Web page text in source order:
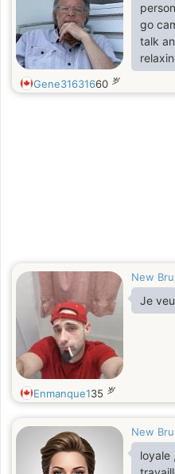
go
talk
road
music
Gene31631660 岁
New
Je
Enmanque135 岁
New
loyale